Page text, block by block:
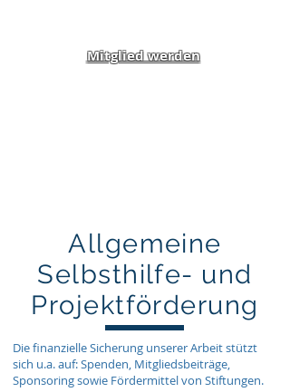
Mitglied werden
Allgemeine
Selbsthilfe- und
Projektförderung
Die finanzielle Sicherung unserer Arbeit stützt
sich u.a. auf: Spenden, Mitgliedsbeiträge,
Sponsoring sowie Fördermittel von Stiftungen.